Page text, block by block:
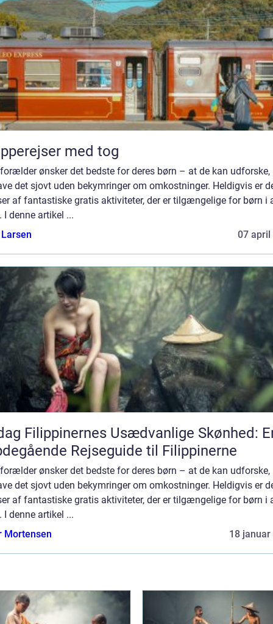
med tog
ønsker det bedste for deres børn – at de kan
det sjovt uden bekymringer om omkostninger. Heldigvis er
af fantastiske gratis aktiviteter, der er tilgængelige for børn i
I denne artikel ...
07 april
Filippinernes Usædvanlige Skønhed:
Rejseguide til Filippinerne
ønsker det bedste for deres børn – at de kan
det sjovt uden bekymringer om omkostninger. Heldigvis er
af fantastiske gratis aktiviteter, der er tilgængelige for børn i
I denne artikel ...
Mortensen
18 januar